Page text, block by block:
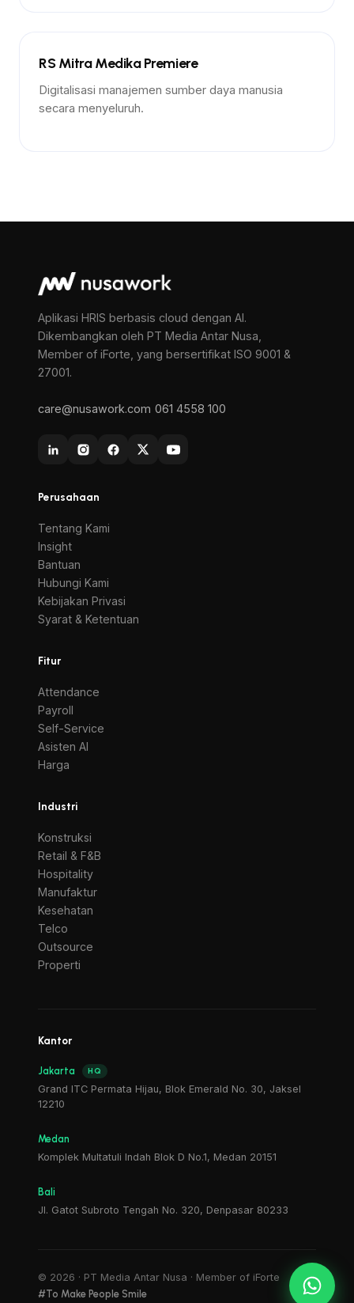
RS Mitra Medika Premiere
Digitalisasi manajemen sumber daya manusia
secara menyeluruh.
Aplikasi HRIS berbasis cloud dengan AI.
Dikembangkan oleh PT Media Antar Nusa,
Member of iForte, yang bersertifikat ISO 9001 &
27001.
care@nusawork.com 061 4558 100
Perusahaan
Tentang Kami
Insight
Bantuan
Hubungi Kami
Kebijakan Privasi
Syarat & Ketentuan
Fitur
Attendance
Payroll
Self-Service
Asisten AI
Harga
Industri
Konstruksi
Retail & F&B
Hospitality
Manufaktur
Kesehatan
Telco
Outsource
Properti
Kantor
Jakarta HQ
Grand ITC Permata Hijau, Blok Emerald No. 30, Jaksel
12210
Medan
Komplek Multatuli Indah Blok D No.1, Medan 20151
Bali
Jl. Gatot Subroto Tengah No. 320, Denpasar 80233
© 2026 · PT Media Antar Nusa · Member of iForte
#To Make People Smile